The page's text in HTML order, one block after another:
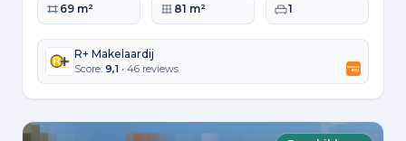
Woonoppervlakte
69 m² Perceeloppervlakte
81 m² Slaapkamers
1
R+ Makelaardij
Score: 9,1 • 46 reviews